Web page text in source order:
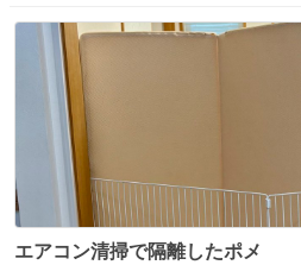
ス
ト
数
ね
エアコン清掃で隔離したポメ